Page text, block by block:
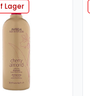
Lager